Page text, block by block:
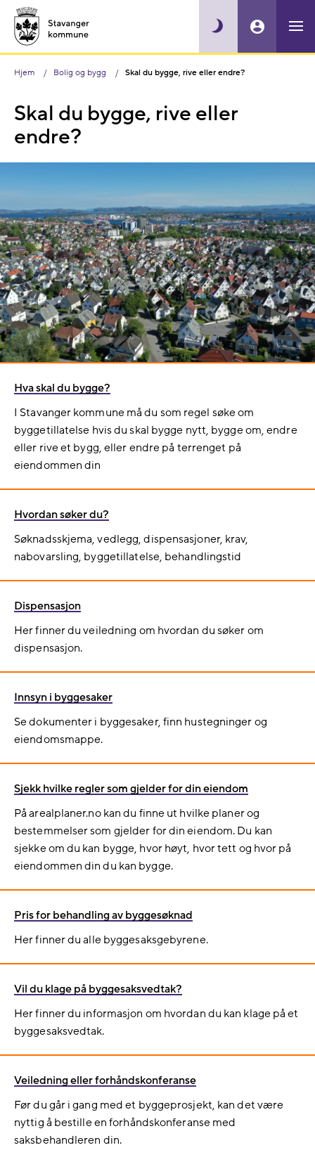
Hjem Bolig og bygg Skal du bygge, rive eller endre?
Skal du bygge, rive eller
endre?
Hva skal du bygge?
I Stavanger kommune må du som regel søke om
byggetillatelse hvis du skal bygge nytt, bygge om, endre
eller rive et bygg, eller endre på terrenget på
eiendommen din
Hvordan søker du?
Søknadsskjema, vedlegg, dispensasjoner, krav,
nabovarsling, byggetillatelse, behandlingstid
Dispensasjon
Her finner du veiledning om hvordan du søker om
dispensasjon.
Innsyn i byggesaker
Se dokumenter i byggesaker, finn hustegninger og
eiendomsmappe.
Sjekk hvilke regler som gjelder for din eiendom
På arealplaner.no kan du finne ut hvilke planer og
bestemmelser som gjelder for din eiendom. Du kan
sjekke om du kan bygge, hvor høyt, hvor tett og hvor på
eiendommen din du kan bygge.
Pris for behandling av byggesøknad
Her finner du alle byggesaksgebyrene.
Vil du klage på byggesaksvedtak?
Her finner du informasjon om hvordan du kan klage på et
byggesaksvedtak.
Veiledning eller forhåndskonferanse
Før du går i gang med et byggeprosjekt, kan det være
nyttig å bestille en forhåndskonferanse med
saksbehandleren din.